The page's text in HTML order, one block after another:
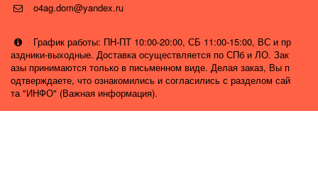
o4ag.dom@yandex.ru
График работы: ПН-ПТ 10:00-20:00, СБ 11:00-15:00, ВС и пр
аздники-выходные. Доставка осуществляется по СПб и ЛО. Зак
азы принимаются только в письменном виде. Делая заказ, Вы п
одтверждаете, что ознакомились и согласились с разделом сай
та "ИНФО" (Важная информация).